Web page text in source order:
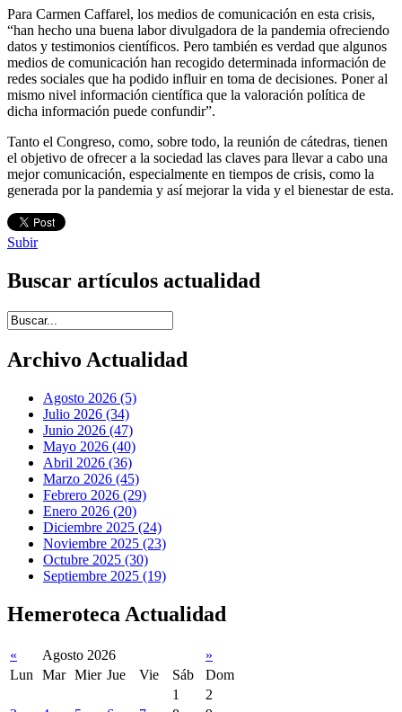
Para Carmen Caffarel, los medios de comunicación en esta crisis,
“han hecho una buena labor divulgadora de la pandemia ofreciendo
datos y testimonios científicos. Pero también es verdad que algunos
medios de comunicación han recogido determinada información de
redes sociales que ha podido influir en toma de decisiones. Poner al
mismo nivel información científica que la valoración política de
dicha información puede confundir”.
Tanto el Congreso, como, sobre todo, la reunión de cátedras, tienen
el objetivo de ofrecer a la sociedad las claves para llevar a cabo una
mejor comunicación, especialmente en tiempos de crisis, como la
generada por la pandemia y así mejorar la vida y el bienestar de esta.
Subir
Buscar artículos actualidad
Introduce términos de búsqueda
Archivo Actualidad
Agosto 2026 (5)
Julio 2026 (34)
Junio 2026 (47)
Mayo 2026 (40)
Abril 2026 (36)
Marzo 2026 (45)
Febrero 2026 (29)
Enero 2026 (20)
Diciembre 2025 (24)
Noviembre 2025 (23)
Octubre 2025 (30)
Septiembre 2025 (19)
Hemeroteca Actualidad
« Agosto 2026
»
Lun
Mar Mier Jue Vie Sáb
Dom
1
2